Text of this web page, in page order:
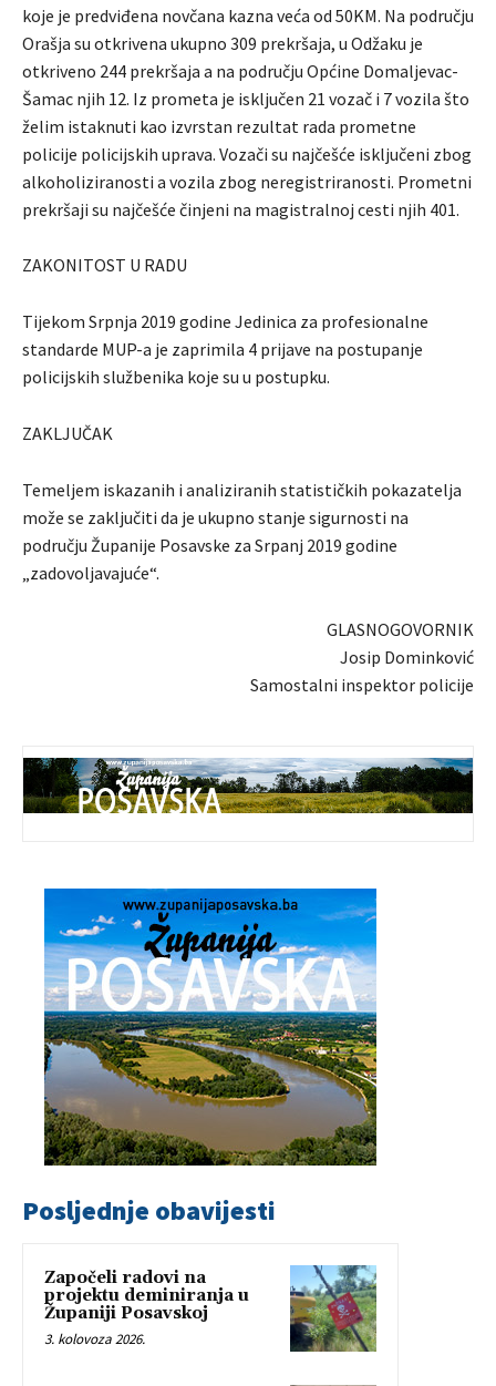
koje je predviđena novčana kazna veća od 50KM. Na području
Orašja su otkrivena ukupno 309 prekršaja, u Odžaku je
otkriveno 244 prekršaja a na području Općine Domaljevac-
Šamac njih 12. Iz prometa je isključen 21 vozač i 7 vozila što
želim istaknuti kao izvrstan rezultat rada prometne
policije policijskih uprava. Vozači su najčešće isključeni zbog
alkoholiziranosti a vozila zbog neregistriranosti. Prometni
prekršaji su najčešće činjeni na magistralnoj cesti njih 401.
ZAKONITOST U RADU
Tijekom Srpnja 2019 godine Jedinica za profesionalne
standarde MUP-a je zaprimila 4 prijave na postupanje
policijskih službenika koje su u postupku.
ZAKLJUČAK
Temeljem iskazanih i analiziranih statističkih pokazatelja
može se zaključiti da je ukupno stanje sigurnosti na
području Županije Posavske za Srpanj 2019 godine
„zadovoljavajuće“.
GLASNOGOVORNIK
Josip Dominković
Samostalni inspektor policije
Posljednje obavijesti
Započeli radovi na
projektu deminiranja u
Županiji Posavskoj
3. kolovoza 2026.